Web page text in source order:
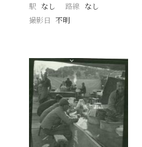
駅 なし 路線 なし
撮影日
不明